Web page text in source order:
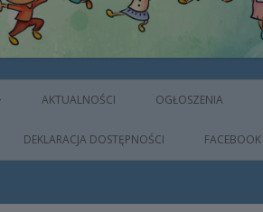
AKTUALNOŚCI OGŁOSZENIA
DEKLARACJA DOSTĘPNOŚCI FACEBOOK